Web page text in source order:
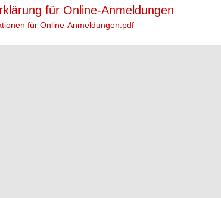
für Online-Anmeldungen
für Online-Anmeldungen.pdf